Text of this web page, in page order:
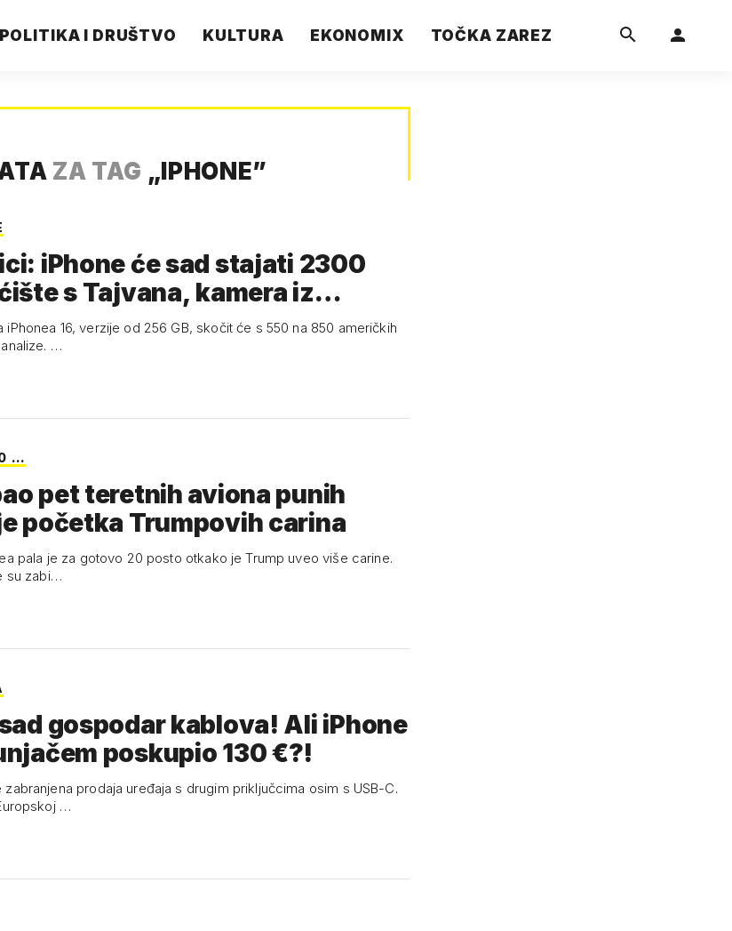
POLITIKA I DRUŠTVO KULTURA EKONOMIX TOČKA ZAREZ
ZA TAG „IPHONE”
iPhone će sad stajati 2300
s Tajvana, kamera iz…
16, verzije od 256 GB, skočit će s 550 na 850 američkih
…
…
pet teretnih aviona punih
početka Trumpovih carina
pala je za gotovo 20 posto otkako je Trump uveo više carine.
su zabi…
gospodar kablova! Ali iPhone
poskupio 130 €?!
prodaja uređaja s drugim priključcima osim s USB-C.
…